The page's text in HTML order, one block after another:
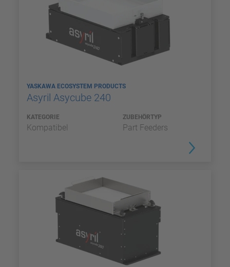
YASKAWA ECOSYSTEM PRODUCTS
Asyril Asycube 240
KATEGORIE
Kompatibel
ZUBEHÖRTYP
Part Feeders